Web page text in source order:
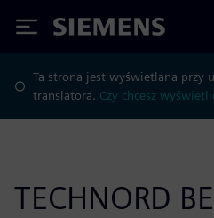
Siemens
Ta strona jest wyświetlana przy
translatora. Czy chcesz
TECHNORD